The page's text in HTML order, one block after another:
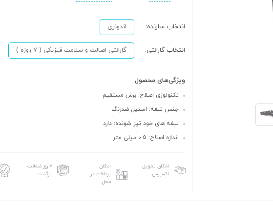
انتخاب سازنده: اندونزی
انتخاب گارانتی: گارانتی اصالت و سلامت فیزیکی ( 7 روزه )
ویژگی‌های محصول
تکنولوژی اصلاح: برش مستقیم
جنس تیغه: استیل ضدزنگ
تیغه های خود تیز شونده: دارد
اندازه اصلاح: 0.5 میلی متر
امکان تحویل
اکسپرس
امکان
پرداخت در
محل
۷ روز ضمانت
بازگشت